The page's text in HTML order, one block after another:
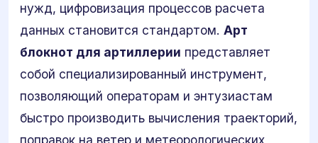
нужд, цифровизация процессов расчета
данных становится стандартом. Арт
блокнот для артиллерии представляет
собой специализированный инструмент,
позволяющий операторам и энтузиастам
быстро производить вычисления траекторий,
поправок на ветер и метеорологических